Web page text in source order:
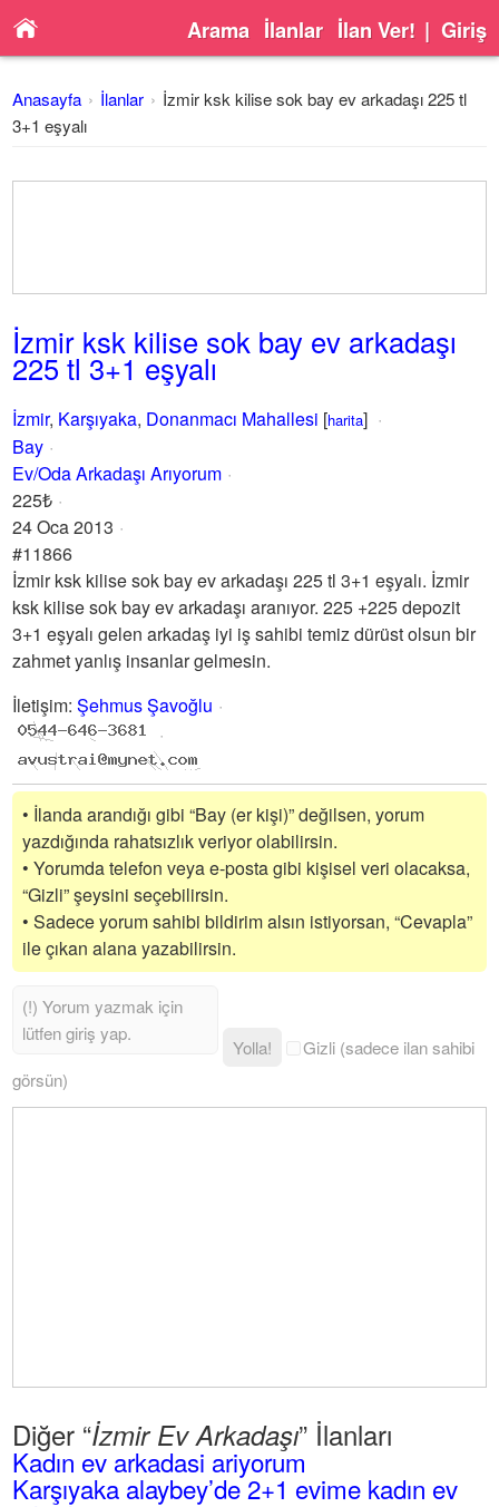
Arama İlanlar İlan Ver! | Giriş
Anasayfa İlanlar
İzmir ksk kilise sok bay ev arkadaşı 225 tl
3+1 eşyalı
İzmir ksk kilise sok bay ev arkadaşı
225 tl 3+1 eşyalı
İzmir, Karşıyaka, Donanmacı Mahallesi [harita]
Bay
Ev/Oda Arkadaşı Arıyorum
225₺
24 Oca 2013
#11866
İzmir ksk kilise sok bay ev arkadaşı 225 tl 3+1 eşyalı. İzmir
ksk kilise sok bay ev arkadaşı aranıyor. 225 +225 depozit
3+1 eşyalı gelen arkadaş iyi iş sahibi temiz dürüst olsun bir
zahmet yanlış insanlar gelmesin.
İletişim:Şehmus Şavoğlu
• İlanda arandığı gibi “Bay (er kişi)” değilsen, yorum
yazdığında rahatsızlık veriyor olabilirsin.
• Yorumda telefon veya e-posta gibi kişisel veri olacaksa,
“Gizli” şeysini seçebilirsin.
• Sadece yorum sahibi bildirim alsın istiyorsan, “Cevapla”
ile çıkan alana yazabilirsin.
Yolla!
Gizli (sadece ilan sahibi
görsün)
Diğer “İzmir Ev Arkadaşı” İlanları
Kadın ev arkadasi ariyorum
Karşıyaka alaybey’de 2+1 evime kadın ev